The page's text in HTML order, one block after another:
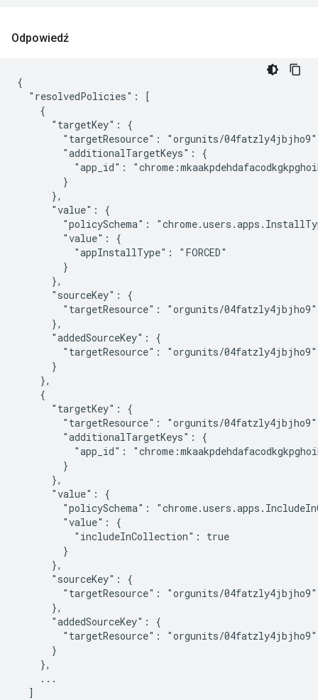
Odpowiedź
{
  "resolvedPolicies": [
    {
      "targetKey": {
"targetResource": "orgunits/
        "additionalTargetKeys": {
"app_id":
        }
      },
      "value": {
"policySchema":
        "value": {
          "appInstallType": "FORCED"
        }
      },
      "sourceKey": {
        "targetResource": "orgunits/04fatzly4jbjho9"
      },
      "addedSourceKey": {
        "targetResource": "orgunits/04fatzly4jbjho9"
      }
    },
    {
      "targetKey": {
"targetResource": "orgunits/
        "additionalTargetKeys": {
"app_id":
        }
      },
      "value": {
"policySchema":
        "value": {
          "includeInCollection": true
        }
      },
      "sourceKey": {
        "targetResource": "orgunits/04fatzly4jbjho9"
      },
      "addedSourceKey": {
        "targetResource": "orgunits/04fatzly4jbjho9"
      }
    },
    ...
  ]